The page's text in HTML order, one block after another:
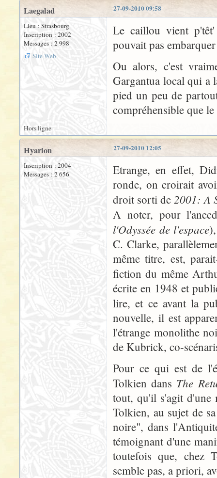
27-09-2010 09:58
Laegalad
Lieu : Strasbourg
Inscription : 2002
Messages : 2 998
Site Web
Le caillou vient
pouvait pas
Ou alors, c'est
Gargantua local qui a
pied un peu de
compréhensible que
Hors ligne
27-09-2010 12:05
Hyarion
Inscription : 2004
Messages : 2 656
Etrange, en effet,
ronde, on croirait
droit sorti de 2001: A
A noter, pour
l'Odyssée de l'espace
C. Clarke,
même titre, est,
fiction du même
écrite en 1948 et
lire, et ce avant la
nouvelle, il est
l'étrange monolithe
de Kubrick, co-
Pour ce qui est de
Tolkien dans The
tout, qu'il s'agit d'une
Tolkien, au sujet de
noire", dans
témoignant d'une
toutefois que, chez
semble pas, a priori,